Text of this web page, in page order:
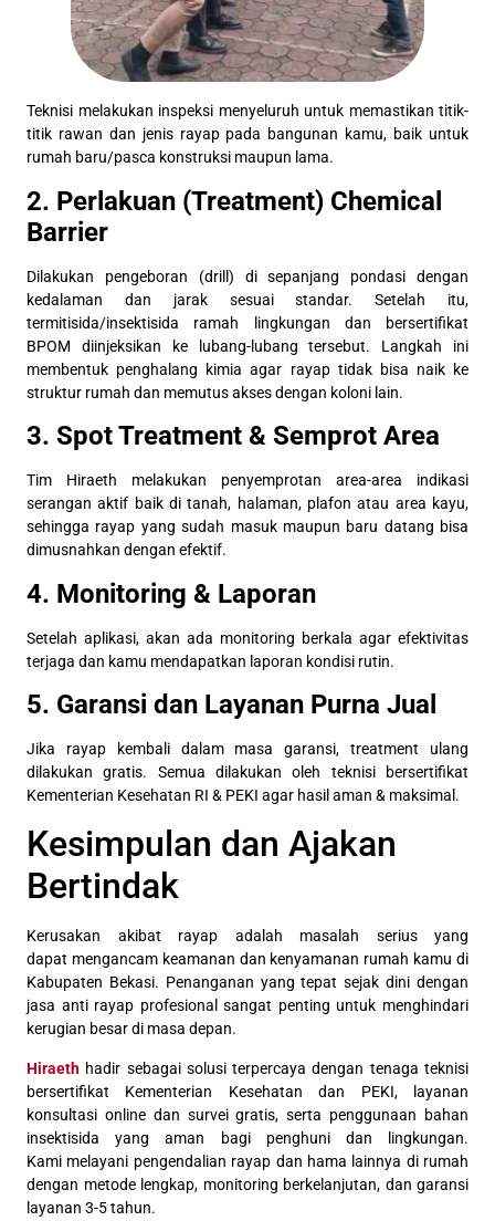
Teknisi melakukan inspeksi menyeluruh untuk memastikan titik-
titik rawan dan jenis rayap pada bangunan kamu, baik untuk
rumah baru/pasca konstruksi maupun lama.
2. Perlakuan (Treatment) Chemical
Barrier
Dilakukan pengeboran (drill) di sepanjang pondasi dengan
kedalaman dan jarak sesuai standar. Setelah itu,
termitisida/insektisida ramah lingkungan dan bersertifikat
BPOM diinjeksikan ke lubang-lubang tersebut. Langkah ini
membentuk penghalang kimia agar rayap tidak bisa naik ke
struktur rumah dan memutus akses dengan koloni lain.
3. Spot Treatment & Semprot Area
Tim Hiraeth melakukan penyemprotan area-area indikasi
serangan aktif baik di tanah, halaman, plafon atau area kayu,
sehingga rayap yang sudah masuk maupun baru datang bisa
dimusnahkan dengan efektif.
4. Monitoring & Laporan
Setelah aplikasi, akan ada monitoring berkala agar efektivitas
terjaga dan kamu mendapatkan laporan kondisi rutin.
5. Garansi dan Layanan Purna Jual
Jika rayap kembali dalam masa garansi, treatment ulang
dilakukan gratis. Semua dilakukan oleh teknisi bersertifikat
Kementerian Kesehatan RI & PEKI agar hasil aman & maksimal.
Kesimpulan dan Ajakan
Bertindak
Kerusakan akibat rayap adalah masalah serius yang
dapat mengancam keamanan dan kenyamanan rumah kamu di
Kabupaten Bekasi. Penanganan yang tepat sejak dini dengan
jasa anti rayap profesional sangat penting untuk menghindari
kerugian besar di masa depan.
Hiraeth hadir sebagai solusi terpercaya dengan tenaga teknisi
bersertifikat Kementerian Kesehatan dan PEKI, layanan
konsultasi online dan survei gratis, serta penggunaan bahan
insektisida yang aman bagi penghuni dan lingkungan.
Kami melayani pengendalian rayap dan hama lainnya di rumah
dengan metode lengkap, monitoring berkelanjutan, dan garansi
layanan 3-5 tahun.